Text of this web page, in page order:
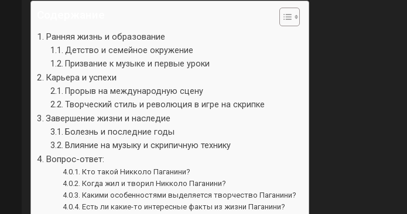
Ранняя жизнь и образование
Детство и семейное окружение
Призвание к музыке и первые уроки
Карьера и успехи
Прорыв на международную сцену
Творческий стиль и революция в игре на скрипке
Завершение жизни и наследие
Болезнь и последние годы
Влияние на музыку и скрипичную технику
Вопрос-ответ:
Кто такой Никколо Паганини?
Когда жил и творил Никколо Паганини?
Какими особенностями выделяется творчество Паганини?
Есть ли какие-то интересные факты из жизни Паганини?